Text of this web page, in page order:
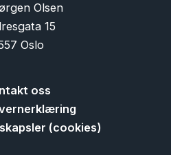
Olsen
15
Oslo
oss
(cookies)